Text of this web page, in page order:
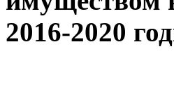
2016-2020